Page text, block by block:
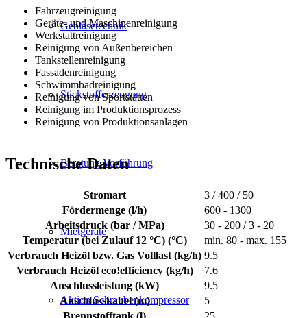
Gebläsetechnik
Stickstofferzeugung
Beratung Vorführung
Mietgeräte
Aktion Schraubenkompressor
Fahrzeugreinigung
Geräte- und Maschinenreinigung
Werkstattreinigung
Reinigung von Außenbereichen
Tankstellenreinigung
Fassadenreinigung
Schwimmbadreinigung
Reinigung von Sportstätten
Reinigung im Produktionsprozess
Reinigung von Produktionsanlagen
Technische Daten
Stromart
3 / 400 / 50
Fördermenge (l/h)
600 - 1300
Arbeitsdruck (bar / MPa)
30 - 200 / 3 - 20
Temperatur (bei Zulauf 12 °C) (°C)
min. 80 - max. 155
Verbrauch Heizöl bzw. Gas Volllast (kg/h) 9.5
Verbrauch Heizöl eco!efficiency (kg/h)
7.6
Anschlussleistung (kW)
9.5
Anschlusskabel (m)
5
Brennstofftank (l)
25